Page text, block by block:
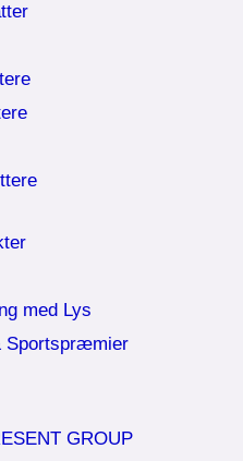
med Lys
Sportspræmier
GROUP